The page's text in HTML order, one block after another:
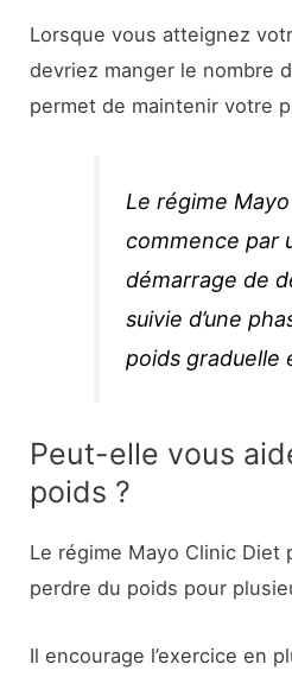
Lorsque vous atteignez
devriez manger le nombre
permet de maintenir votre
Le régime
commence par
démarrage de
suivie d’une
poids graduelle
Peut-elle vous
poids ?
Le régime Mayo Clinic Diet
perdre du poids pour
Il encourage l’exercice en